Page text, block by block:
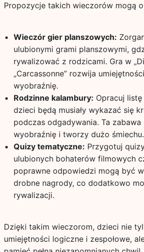
Propozycje takich wieczorów mogą
Wieczór gier planszowych:
ulubionymi grami planszowymi,
rywalizować z rodzicami. Gra w
„Carcassonne” rozwija
wyobraźnię.
Rodzinne kalambury: Opracuj listę
dzieci będą musiały wykazać się
podczas odgadywania. Ta zabawa
wyobraźnię i tworzy dużo śmiechu.
Quizy tematyczne: Przygotuj
ulubionych bohaterów filmowych
poprawne odpowiedzi mogą być
drobne nagrody, co dodatkowo
rywalizacji.
Dzięki takim wieczorom, dzieci nie
umiejętności logiczne i zespołowe,